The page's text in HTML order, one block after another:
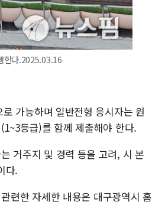
한다.2025.03.16
가능하며 일반전형 응시자는 원
등급)를 함께 제출해야 한다.
거주지 및 경력 등을 고려, 시 본
다.
련한 자세한 내용은 대구광역시 홈